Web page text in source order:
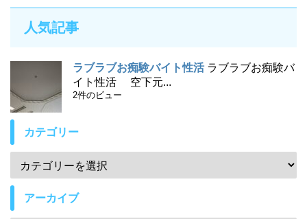
人気記事
ラブラブお痴験バイト性活 ラブラブお痴験バ
イト性活 空下元...
2件のビュー
カテゴリー
アーカイブ